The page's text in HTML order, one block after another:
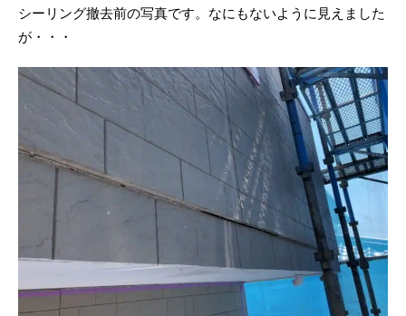
シーリング撤去前の写真です。なにもないように見えました
が・・・